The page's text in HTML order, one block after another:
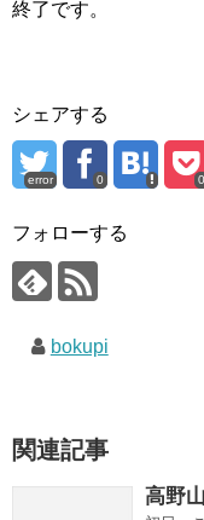
終了です。
シェアする
error 0 0
フォローする
bokupi
関連記事
高野